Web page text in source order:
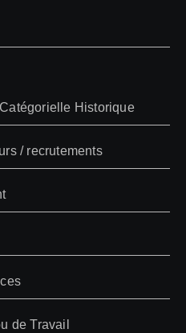
Historique
/ recrutements
de Travail